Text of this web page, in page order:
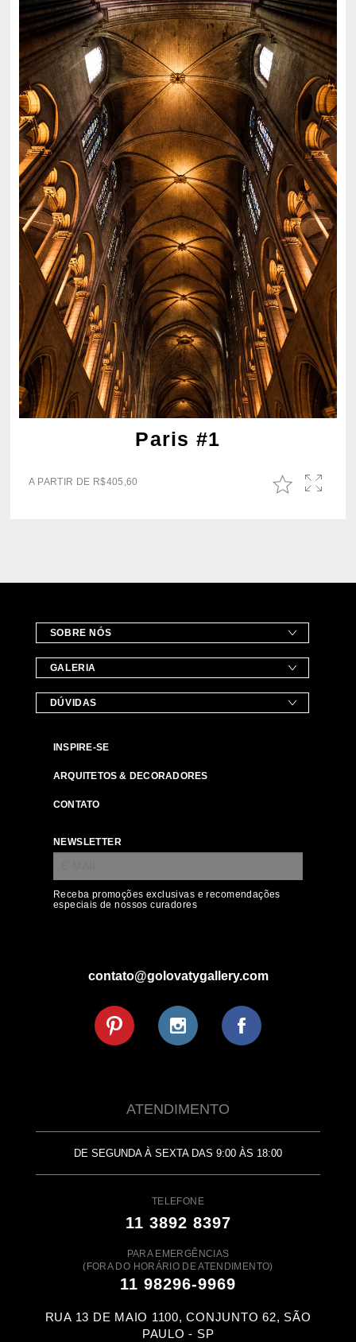
Paris #1
A PARTIR DE R$405,60
SOBRE NÓS
GALERIA
DÚVIDAS
INSPIRE-SE
ARQUITETOS & DECORADORES
CONTATO
NEWSLETTER
Receba promoções exclusivas e recomendações
especiais de nossos curadores
contato@golovatygallery.com
ATENDIMENTO
DE SEGUNDA À SEXTA DAS 9:00 ÀS 18:00
TELEFONE
11 3892 8397
PARA EMERGÊNCIAS
(FORA DO HORÁRIO DE ATENDIMENTO)
11 98296-9969
RUA 13 DE MAIO 1100, CONJUNTO 62, SÃO
PAULO - SP